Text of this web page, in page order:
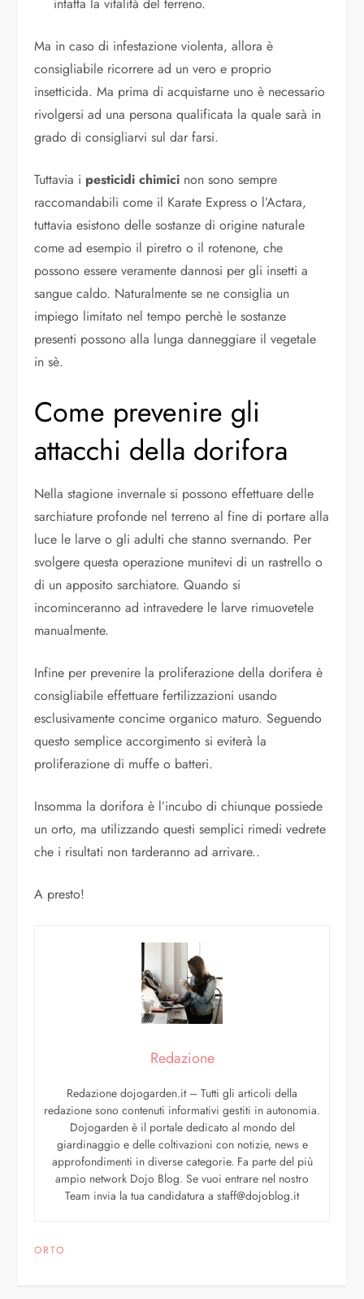
intatta la vitalità del terreno.
Ma in caso di infestazione violenta, allora è
consigliabile ricorrere ad un vero e proprio
insetticida. Ma prima di acquistarne uno è necessario
rivolgersi ad una persona qualificata la quale sarà in
grado di consigliarvi sul dar farsi.
Tuttavia i pesticidi chimici non sono sempre
raccomandabili come il Karate Express o l’Actara,
tuttavia esistono delle sostanze di origine naturale
come ad esempio il piretro o il rotenone, che
possono essere veramente dannosi per gli insetti a
sangue caldo. Naturalmente se ne consiglia un
impiego limitato nel tempo perchè le sostanze
presenti possono alla lunga danneggiare il vegetale
in sè.
Come prevenire gli
attacchi della dorifora
Nella stagione invernale si possono effettuare delle
sarchiature profonde nel terreno al fine di portare alla
luce le larve o gli adulti che stanno svernando. Per
svolgere questa operazione munitevi di un rastrello o
di un apposito sarchiatore. Quando si
incominceranno ad intravedere le larve rimuovetele
manualmente.
Infine per prevenire la proliferazione della dorifera è
consigliabile effettuare fertilizzazioni usando
esclusivamente concime organico maturo. Seguendo
questo semplice accorgimento si eviterà la
proliferazione di muffe o batteri.
Insomma la dorifora è l’incubo di chiunque possiede
un orto, ma utilizzando questi semplici rimedi vedrete
che i risultati non tarderanno ad arrivare..
A presto!
Redazione
Redazione dojogarden.it – Tutti gli articoli della
redazione sono contenuti informativi gestiti in autonomia.
Dojogarden è il portale dedicato al mondo del
giardinaggio e delle coltivazioni con notizie, news e
approfondimenti in diverse categorie. Fa parte del più
ampio network Dojo Blog. Se vuoi entrare nel nostro
Team invia la tua candidatura a staff@dojoblog.it
ORTO